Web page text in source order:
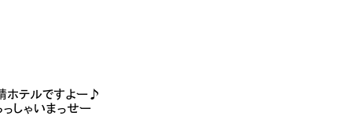
ですよー♪
まっせー